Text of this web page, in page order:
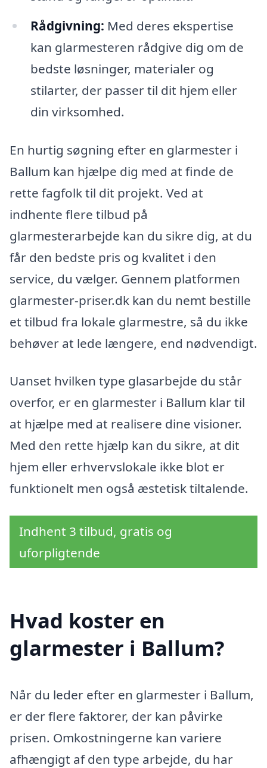
Rådgivning: Med deres ekspertise
kan glarmesteren rådgive dig om de
bedste løsninger, materialer og
stilarter, der passer til dit hjem eller
din virksomhed.
En hurtig søgning efter en glarmester i
Ballum kan hjælpe dig med at finde de
rette fagfolk til dit projekt. Ved at
indhente flere tilbud på
glarmesterarbejde kan du sikre dig, at du
får den bedste pris og kvalitet i den
service, du vælger. Gennem platformen
glarmester-priser.dk kan du nemt bestille
et tilbud fra lokale glarmestre, så du ikke
behøver at lede længere, end nødvendigt.
Uanset hvilken type glasarbejde du står
overfor, er en glarmester i Ballum klar til
at hjælpe med at realisere dine visioner.
Med den rette hjælp kan du sikre, at dit
hjem eller erhvervslokale ikke blot er
funktionelt men også æstetisk tiltalende.
Indhent 3 tilbud, gratis og
uforpligtende
Hvad koster en
glarmester i Ballum?
Når du leder efter en glarmester i Ballum,
er der flere faktorer, der kan påvirke
prisen. Omkostningerne kan variere
afhængigt af den type arbejde, du har